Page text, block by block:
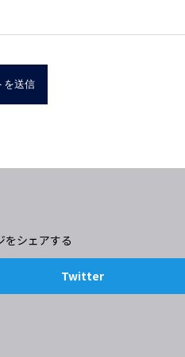
をシェアする
Twitter